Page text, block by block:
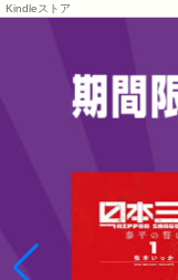
Kindleストア